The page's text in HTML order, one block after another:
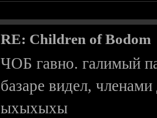
RE: Children of Bodom
ЧОБ гавно. галимый
базаре видел,
ыхыхыхы